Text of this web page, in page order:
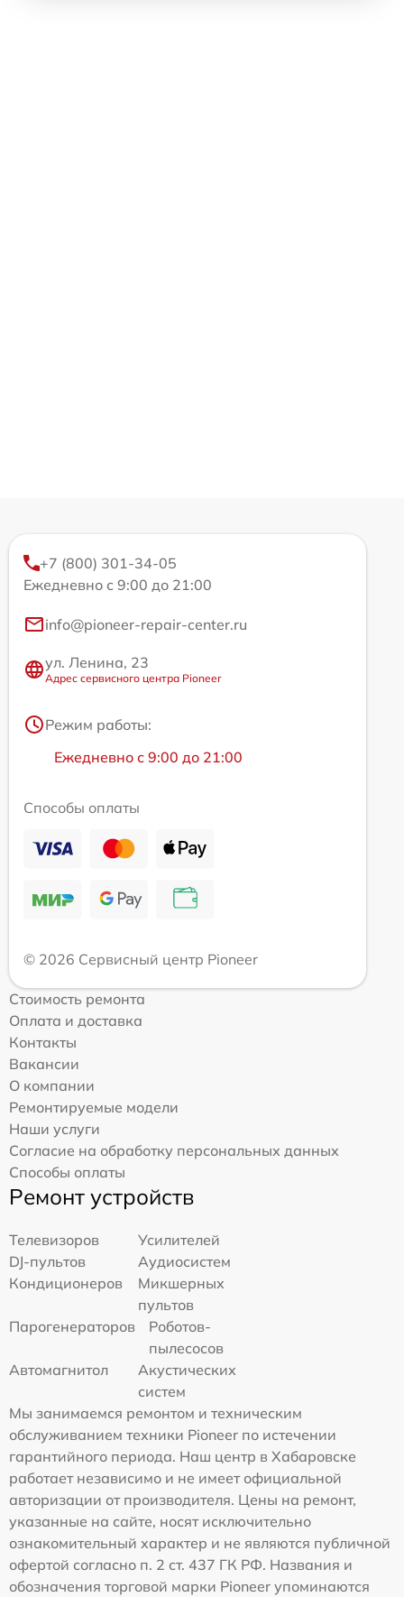
+7 (800) 301-34-05
Ежедневно с 9:00 до 21:00
info@pioneer-repair-center.ru
ул. Ленина, 23
Адрес сервисного центра Pioneer
Режим работы:
Ежедневно с 9:00 до 21:00
Способы оплаты
© 2026 Сервисный центр Pioneer
Стоимость ремонта
Оплата и доставка
Контакты
Вакансии
О компании
Ремонтируемые модели
Наши услуги
Согласие на обработку персональных данных
Способы оплаты
Ремонт устройств
Телевизоров
Усилителей
DJ-пультов
Аудиосистем
Кондиционеров
Микшерных
пультов
Парогенераторов
Роботов-
пылесосов
Автомагнитол
Акустических
систем
Мы занимаемся ремонтом и техническим
обслуживанием техники Pioneer по истечении
гарантийного периода. Наш центр в Хабаровске
работает независимо и не имеет официальной
авторизации от производителя. Цены на ремонт,
указанные на сайте, носят исключительно
ознакомительный характер и не являются публичной
офертой согласно п. 2 ст. 437 ГК РФ. Названия и
обозначения торговой марки Pioneer упоминаются